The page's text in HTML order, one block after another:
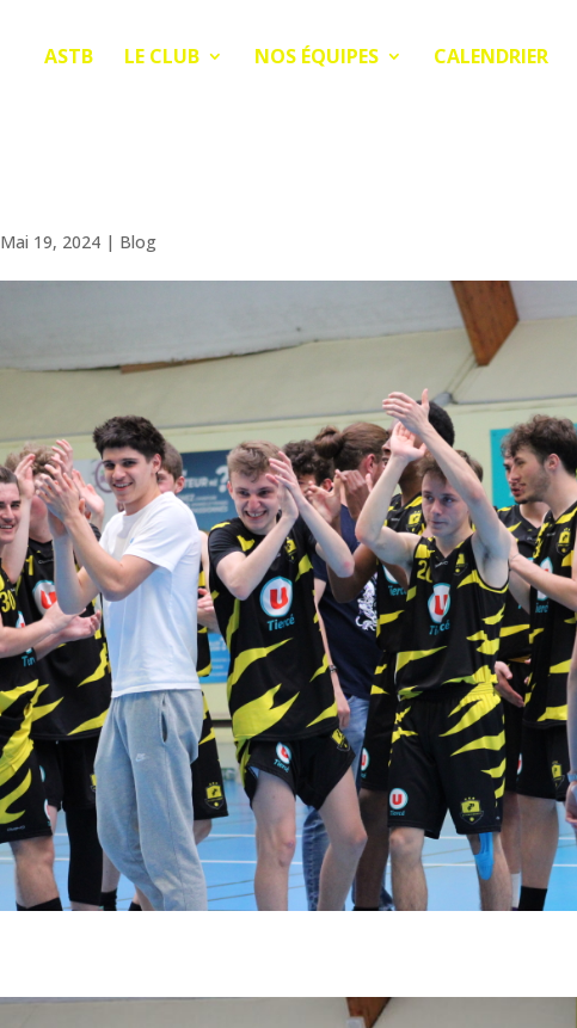
ASTB LE CLUB NOS ÉQUIPES CALENDRIER
Mai 19, 2024 | Blog